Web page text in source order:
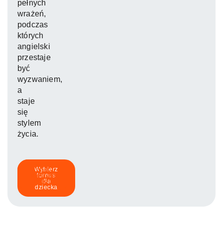
pełnych
wrażeń,
podczas
których
angielski
przestaje
być
wyzwaniem,
a
staje
się
stylem
życia.
Wybierz
turnus
dla
dziecka
Zobacz
program
obozu